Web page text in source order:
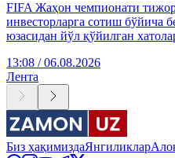
FIFA Жаҳон чемпионати
инвесторларга сотиш бўйича
юзасидан йўл қўйилган
13:08 / 06.08.2026
Лента
Биз ҳақимиздаЯнгиликлар